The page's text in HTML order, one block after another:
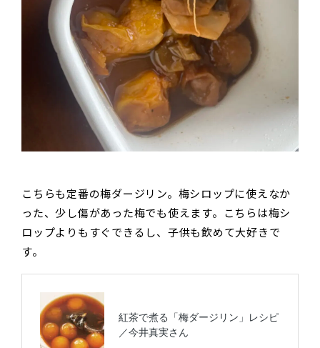
こちらも定番の梅ダージリン。梅シロップに使えなか
った、少し傷があった梅でも使えます。こちらは梅シ
ロップよりもすぐできるし、子供も飲めて大好きで
す。